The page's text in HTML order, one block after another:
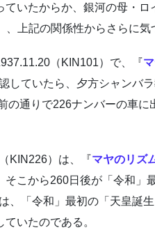
いたからか、銀河の母・ロ
上記の関係性からさらに気
（KIN101）で、『
していたら、夕方シャンバ
通りで226ナンバーの車に
KIN226）は、『マヤのリズ
こから260日後が「令和」
、「令和」最初の「天皇誕
いたのである。